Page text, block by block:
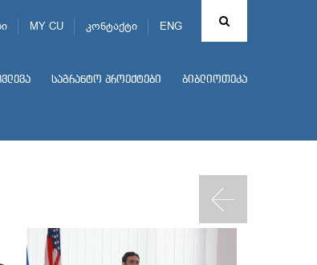
ENG
MY CU კონტაქტი
საგრანტო პროექტები ბიბლიოთეკა